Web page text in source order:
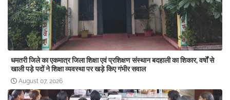
धमतरी जिले का एकमात्र जिला शिक्षा एवं प्रशिक्षण संस्थान बदहाली का शिकार, वर्षों से
खाली पड़े पदों ने शिक्षा व्यवस्था पर खड़े किए गंभीर सवाल
August 07, 2026